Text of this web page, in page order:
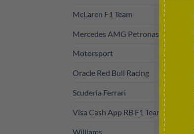
McLaren F1 Team
Mercedes AMG Petronas
Motorsport
Oracle Red Bull Racing
Scuderia Ferrari
Visa Cash App RB F1 Team
Williams